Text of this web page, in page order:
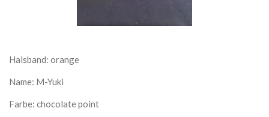
Halsband: orange
Name: M-Yuki
Farbe: chocolate point